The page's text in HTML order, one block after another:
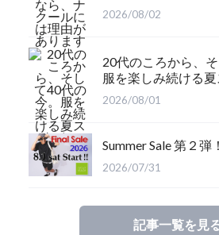
2026/08/02
20代のころから、そ
服を楽しみ続ける
2026/08/01
Summer Sale 第２弾！
2026/07/31
記事一覧を見